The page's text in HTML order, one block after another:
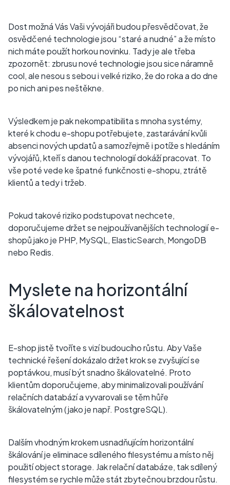
Dost možná Vás Vaši vývojáři budou přesvědčovat, že
osvědčené technologie jsou “staré a nudné” a že místo
nich máte použít horkou novinku. Tady je ale třeba
zpozornět: zbrusu nové technologie jsou sice náramně
cool, ale nesou s sebou i velké riziko, že do roka a do dne
po nich ani pes neštěkne.
Výsledkem je pak nekompatibilita s mnoha systémy,
které k chodu e-shopu potřebujete, zastarávání kvůli
absenci nových updatů a samozřejmě i potíže s hledáním
vývojářů, kteří s danou technologií dokáží pracovat. To
vše poté vede ke špatné funkčnosti e-shopu, ztrátě
klientů a tedy i tržeb.
Pokud takové riziko podstupovat nechcete,
doporučujeme držet se nejpoužívanějších technologií e-
shopů jako je PHP, MySQL, ElasticSearch, MongoDB
nebo Redis.
Myslete na horizontální
škálovatelnost
E-shop jistě tvoříte s vizí budoucího růstu. Aby Vaše
technické řešení dokázalo držet krok se zvyšující se
poptávkou, musí být snadno škálovatelné. Proto
klientům doporučujeme, aby minimalizovali používání
relačních databází a vyvarovali se těm hůře
škálovatelným (jako je např. PostgreSQL).
Dalším vhodným krokem usnadňujícím horizontální
škálování je eliminace sdíleného filesystému a místo něj
použití object storage. Jak relační databáze, tak sdílený
filesystém se rychle může stát zbytečnou brzdou růstu.